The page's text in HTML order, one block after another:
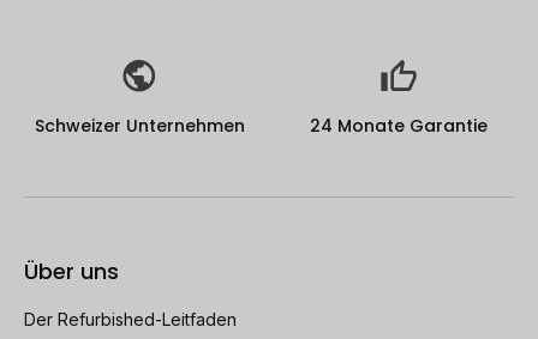
Schweizer Unternehmen 24 Monate Garantie
Über uns
Der Refurbished-Leitfaden